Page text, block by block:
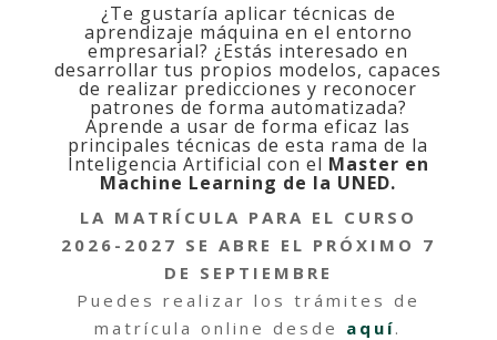
¿Te gustaría aplicar técnicas de
aprendizaje máquina en el entorno
empresarial? ¿Estás interesado en
desarrollar tus propios modelos, capaces
de realizar predicciones y reconocer
patrones de forma automatizada?
Aprende a usar de forma eficaz las
principales técnicas de esta rama de la
Inteligencia Artificial con el Master en
Machine Learning de la UNED.
LA MATRÍCULA PARA EL CURSO
2026-2027 SE ABRE EL PRÓXIMO 7
DE SEPTIEMBRE
Puedes realizar los trámites de
matrícula online desde aquí.